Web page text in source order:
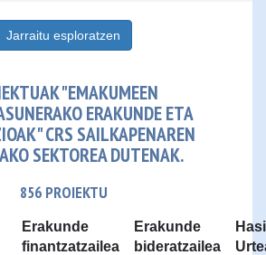
Jarraitu esploratzen
"EMAKUMEEN
ERAKUNDE ETA
CRS SAILKAPENAREN
SEKTOREA DUTENAK.
856 PROIEKTU
Erakunde
finantzatzailea
Erakunde
bideratzailea